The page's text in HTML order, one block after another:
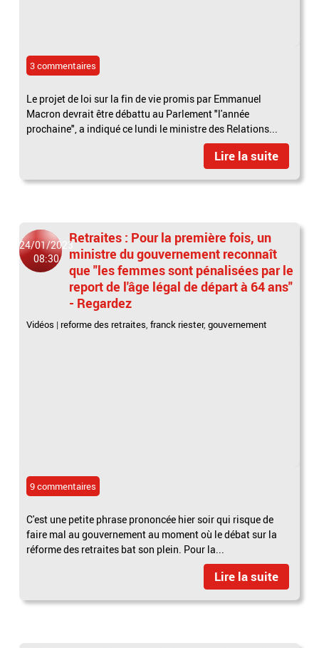
3 commentaires
Le projet de loi sur la fin de vie promis par Emmanuel
Macron devrait être débattu au Parlement "l'année
prochaine", a indiqué ce lundi le ministre des Relations...
Lire la suite
24/01/2023
08:30
Retraites : Pour la première fois, un
ministre du gouvernement reconnaît
que "les femmes sont pénalisées par le
report de l'âge légal de départ à 64 ans"
- Regardez
Vidéos | reforme des retraites,franck riester,gouvernement
9 commentaires
C'est une petite phrase prononcée hier soir qui risque de
faire mal au gouvernement au moment où le débat sur la
réforme des retraites bat son plein. Pour la...
Lire la suite